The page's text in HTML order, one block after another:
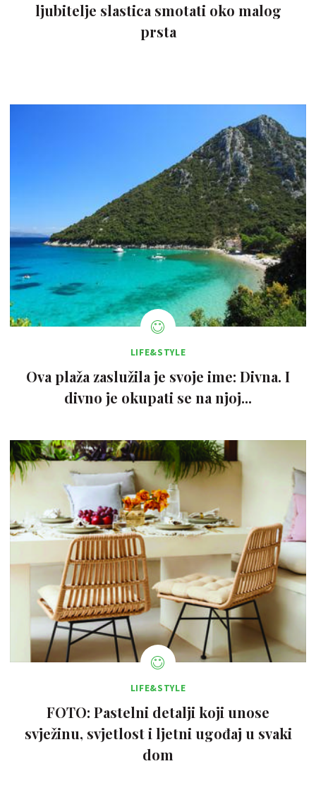
ljubitelje slastica smotati oko malog
prsta
LIFE&STYLE
Ova plaža zaslužila je svoje ime: Divna. I
divno je okupati se na njoj...
LIFE&STYLE
FOTO: Pastelni detalji koji unose
svježinu, svjetlost i ljetni ugođaj u svaki
dom